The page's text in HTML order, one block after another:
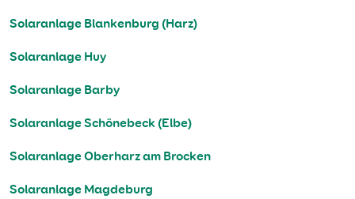
Solaranlage Blankenburg (Harz)
Solaranlage Huy
Solaranlage Barby
Solaranlage Schönebeck (Elbe)
Solaranlage Oberharz am Brocken
Solaranlage Magdeburg